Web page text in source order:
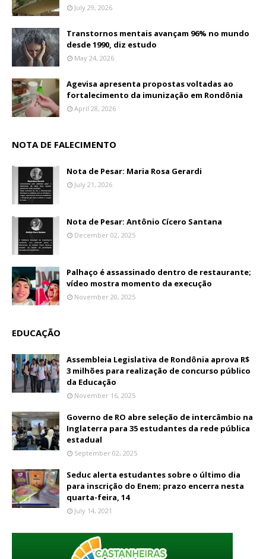
July 29, 2026
Transtornos mentais avançam 96% no mundo
desde 1990, diz estudo
May 24, 2026
Agevisa apresenta propostas voltadas ao
fortalecimento da imunização em Rondônia
April 28, 2026
NOTA DE FALECIMENTO
Nota de Pesar: Maria Rosa Gerardi
July 21, 2026
Nota de Pesar: Antônio Cícero Santana
December 02, 2025
Palhaço é assassinado dentro de restaurante;
vídeo mostra momento da execução
November 20, 2025
EDUCAÇÃO
Assembleia Legislativa de Rondônia aprova R$
3 milhões para realização de concurso público
da Educação
November 16, 2025
Governo de RO abre seleção de intercâmbio na
Inglaterra para 35 estudantes da rede pública
estadual
September 02, 2025
Seduc alerta estudantes sobre o último dia
para inscrição do Enem; prazo encerra nesta
quarta-feira, 14
July 14, 2021